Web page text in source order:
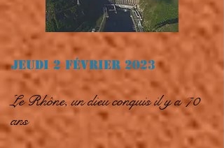
Jeudi 2 février 2023
Le Rhône, un dieu conquis il y a 70
ans